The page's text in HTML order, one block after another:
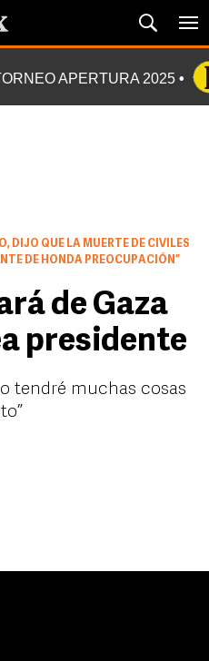
APERTURA 2025
DIJO QUE LA MUERTE DE CIVILES
DE HONDA PREOCUPACIÓN”
de Gaza
presidente
tendré muchas cosas